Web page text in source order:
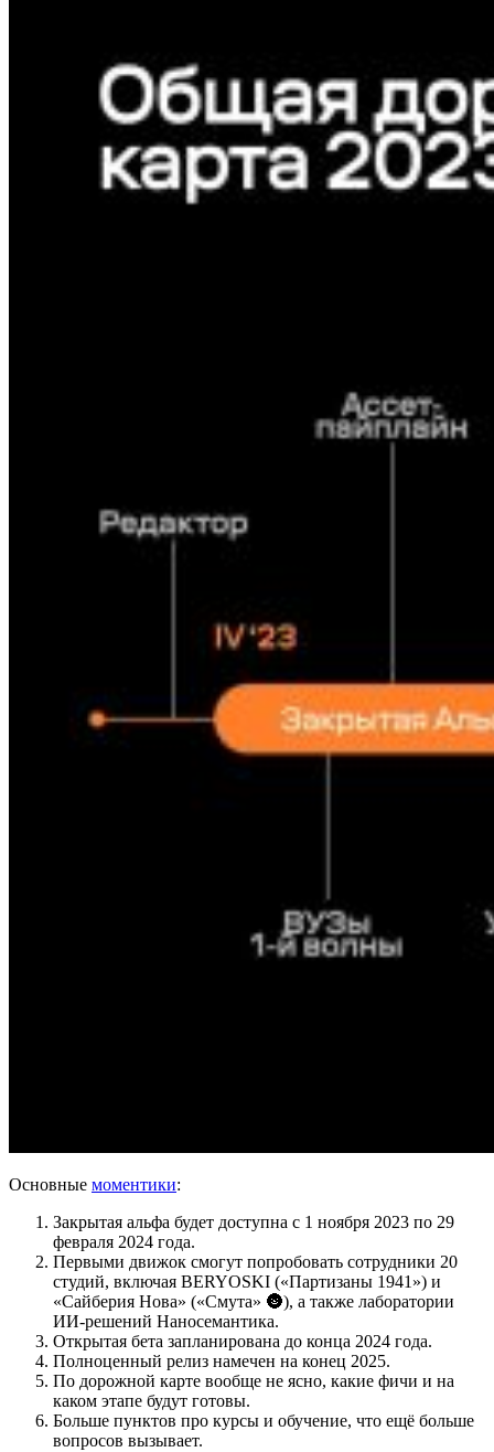
Основные моментики:
Закрытая альфа будет доступна с 1 ноября 2023 по 29
февраля 2024 года.
Первыми движок смогут попробовать сотрудники 20
студий, включая BERYOSKI («Партизаны 1941») и
«Сайберия Нова» («Смута» 🌚), а также лаборатории
ИИ-решений Наносемантика.
Открытая бета запланирована до конца 2024 года.
Полноценный релиз намечен на конец 2025.
По дорожной карте вообще не ясно, какие фичи и на
каком этапе будут готовы.
Больше пунктов про курсы и обучение, что ещё больше
вопросов вызывает.